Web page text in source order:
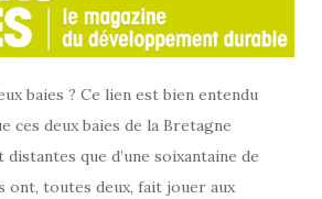
baies ? Ce lien est bien entendu
ces deux baies de la Bretagne
que d’une soixantaine de
ont, toutes deux, fait jouer aux